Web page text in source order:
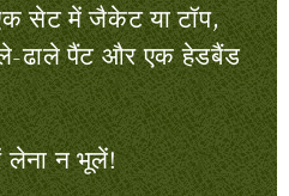
सेट में जैकेट या टॉप,
ढाले पैंट और एक हेडबैंड
लेना न भूलें!